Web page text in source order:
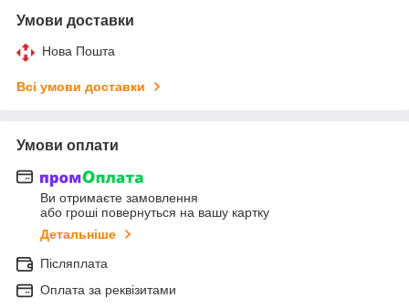
Умови доставки
Нова Пошта
Всі умови доставки
Умови оплати
Ви отримаєте замовлення
або гроші повернуться на вашу картку
Детальніше
Післяплата
Оплата за реквізитами